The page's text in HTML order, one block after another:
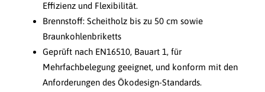
Effizienz und Flexibilität.
Brennstoff: Scheitholz bis zu 50 cm sowie
Braunkohlenbriketts
Geprüft nach EN16510, Bauart 1, für
Mehrfachbelegung geeignet, und konform mit den
Anforderungen des Ökodesign-Standards.